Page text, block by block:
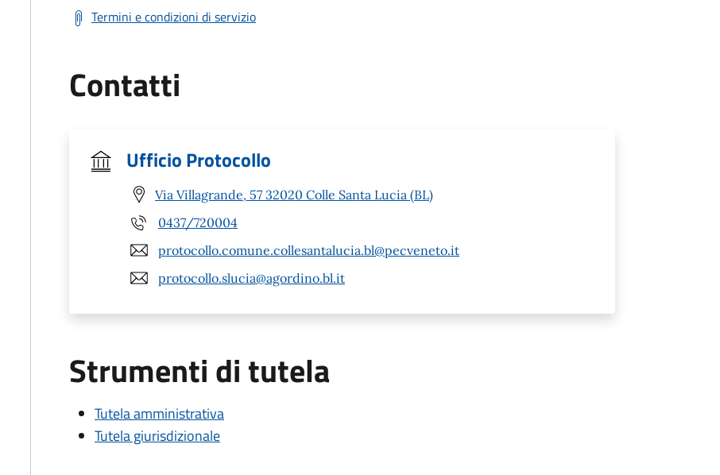
Termini e condizioni di servizio
Contatti
Ufficio Protocollo
Via Villagrande, 57 32020 Colle Santa Lucia (BL)
0437/720004
protocollo.comune.collesantalucia.bl@pecveneto.it
protocollo.slucia@agordino.bl.it
Strumenti di tutela
Tutela amministrativa
Tutela giurisdizionale